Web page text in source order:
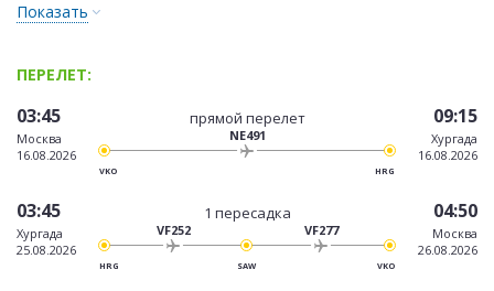
Показать
ПЕРЕЛЕТ:
03:45
Москва
16.08.2026
прямой перелет
NE491
VKO HRG
09:15
Хургада
16.08.2026
03:45
Хургада
25.08.2026
1 пересадка
VF252 VF277
HRG SAW VKO
04:50
Москва
26.08.2026